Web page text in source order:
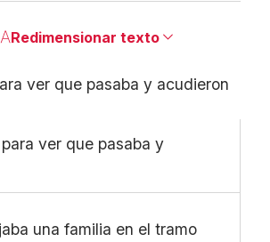
Redimensionar texto
Pequeño
ver que pasaba y
una familia en el tramo